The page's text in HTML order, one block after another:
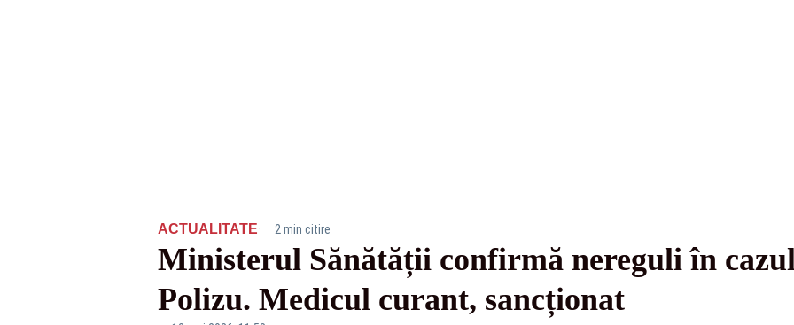
ACTUALITATE· 2 min citire
Ministerul Sănătății confirmă nereguli în
Polizu. Medicul curant, sancționat